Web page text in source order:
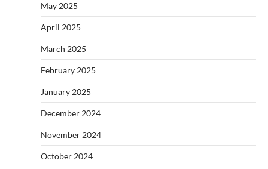
May 2025
April 2025
March 2025
February 2025
January 2025
December 2024
November 2024
October 2024